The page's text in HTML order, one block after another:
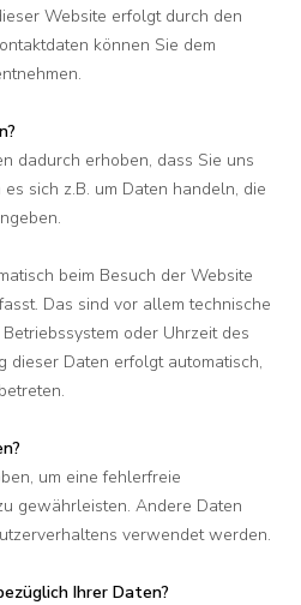
Website erfolgt durch den
können Sie dem
dadurch erhoben, dass Sie uns
sich z.B. um Daten handeln, die
beim Besuch der Website
Das sind vor allem technische
oder Uhrzeit des
dieser Daten erfolgt automatisch,
um eine fehlerfreie
gewährleisten. Andere Daten
verwendet werden.
Ihrer Daten?